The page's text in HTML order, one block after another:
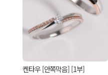
켄타우 [안쪽막음] [1부]